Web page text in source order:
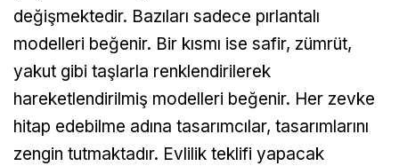
değişmektedir. Bazıları sadece pırlantalı
modelleri beğenir. Bir kısmı ise safir, zümrüt,
yakut gibi taşlarla renklendirilerek
hareketlendirilmiş modelleri beğenir. Her zevke
hitap edebilme adına tasarımcılar, tasarımlarını
zengin tutmaktadır. Evlilik teklifi yapacak